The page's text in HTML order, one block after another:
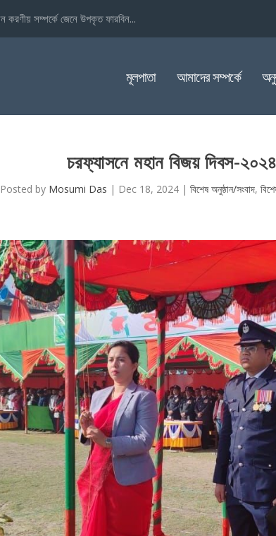
করণীয় সম্পর্কে জেনে উপকৃত ফারবিন...
মূলপাতা আমাদের সম্পর্কে
চরফ্যাসনে মহান বিজয় দিবস-
Posted by Mosumi Das | Dec 18, 2024| বিশেষ অনুষ্ঠান/সংবাদ,